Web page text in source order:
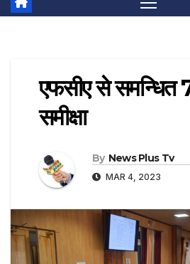
एफसीए से समन्धित
समीक्षा
By News Plus Tv
MAR 4, 2023